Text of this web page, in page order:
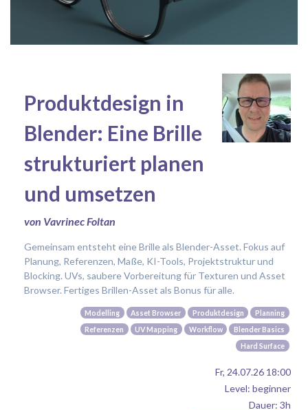
Produktdesign in
Blender: Eine Brille
strukturiert planen
und umsetzen
von Vavrinec Foltan
Gemeinsam entsteht eine Brille als Blender-Asset. Fokus auf
Planung, Referenzen, Maße, KI-Tools, Projektstruktur und
Blocking. UVs, saubere Vorbereitung für Texturen und Asset
Browser. Fertiges Brillen-Asset als Bonus für alle.
Modelling Asset Browser Produktdesign
Planning
Referenzen
UV Mapping Workflow
Blender Basics
Hard Surface
Fr, 24.07.26 18:00
Level: beginner
Dauer: 3h